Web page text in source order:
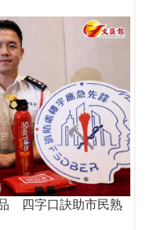
四字口訣助市民熟